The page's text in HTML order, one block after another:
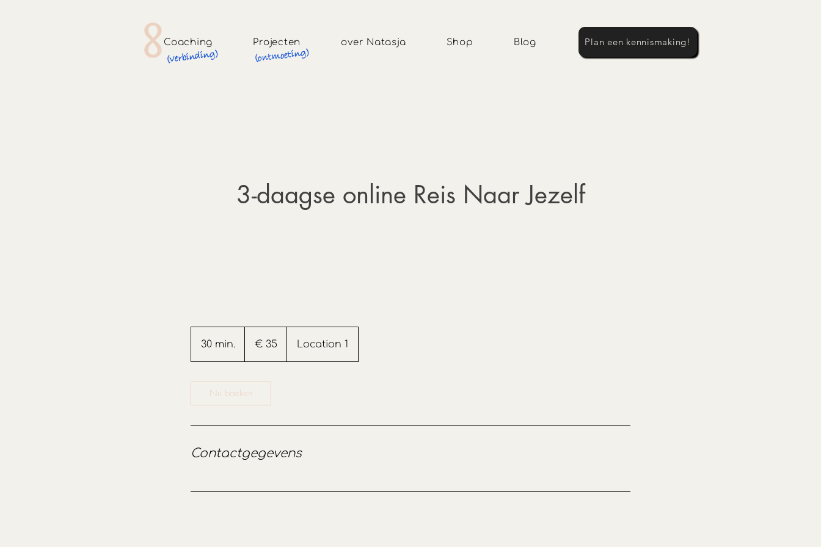
Coaching Projecten over Natasja Shop Blog
(verbinding) (ontmoeting)
Plan een kennismaking!
3-daagse online Reis Naar Jezelf
30 min.
0
n
€ 35 Location 1
Nu boeken
Contactgegevens